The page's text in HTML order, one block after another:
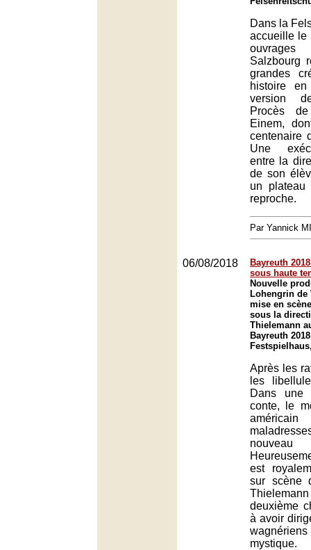
Dans la
accueille le
Salzbourg
grandes
histoire
version
Procès
Einem,
centenaire
Une
entre la
de son
un plateau
reproche.
Par Yannick
06/08/2018
Bayreuth
sous haute
Nouvelle
Lohengrin de
mise en
sous la
Thielemann
Bayreuth
Après les
les
Dans une
conte, le
est
sur scène
deuxième
à avoir
mystique.